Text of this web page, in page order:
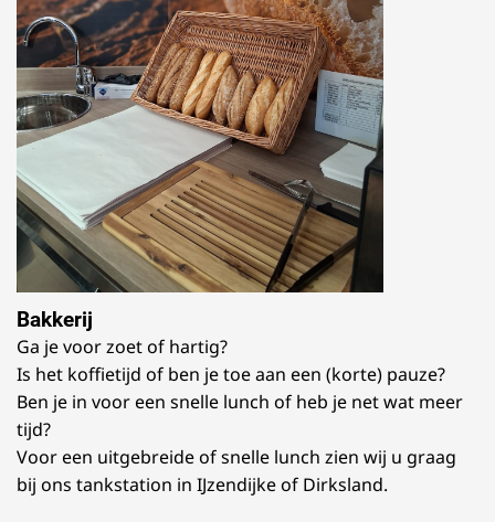
Bakkerij
Ga je voor zoet of hartig?
Is het koffietijd of ben je toe aan een (korte) pauze?
Ben je in voor een snelle lunch of heb je net wat meer
tijd?
Voor een uitgebreide of snelle lunch zien wij u graag
bij ons tankstation in IJzendijke of Dirksland.